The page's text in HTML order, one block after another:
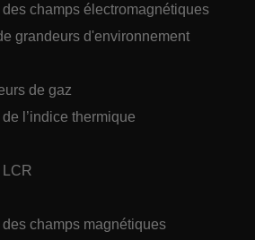
champs électromagnétiques
grandeurs d'environnement
de gaz
l’indice thermique
champs magnétiques